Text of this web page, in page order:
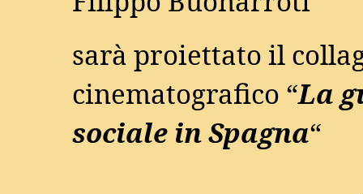
sarà proiettato il
cinematografico “La
sociale in Spagna“